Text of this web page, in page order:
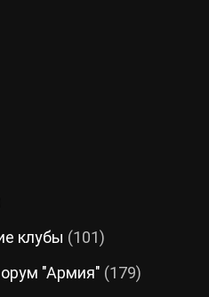
клубы (101)
"Армия" (179)